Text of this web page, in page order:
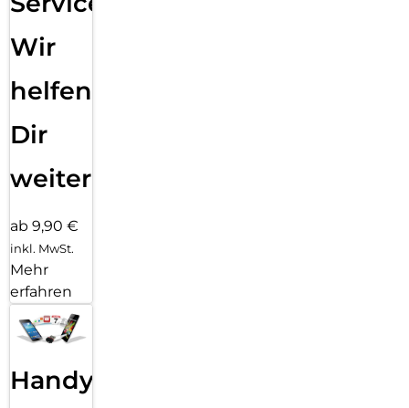
Wir
helfen
Dir
weiter
ab 9,90 €
inkl. MwSt.
Mehr
erfahren
Handy